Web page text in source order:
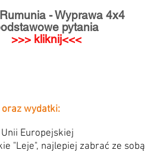
- Wyprawa 4x4
pytania
>>> kliknij<<<
wydatki:
Europejskiej
"Leje", najlepiej zabrać ze sobą